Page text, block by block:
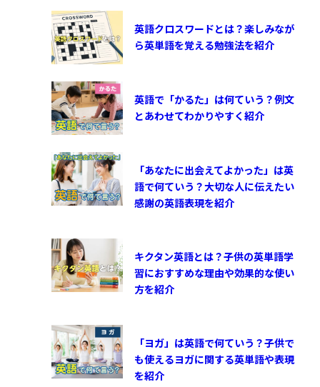
英語クロスワードとは？楽しみなが
ら英単語を覚える勉強法を紹介
英語で「かるた」は何ていう？例文
とあわせてわかりやすく紹介
「あなたに出会えてよかった」は英
語で何ていう？大切な人に伝えたい
感謝の英語表現を紹介
キクタン英語とは？子供の英単語学
習におすすめな理由や効果的な使い
方を紹介
「ヨガ」は英語で何ていう？子供で
も使えるヨガに関する英単語や表現
を紹介